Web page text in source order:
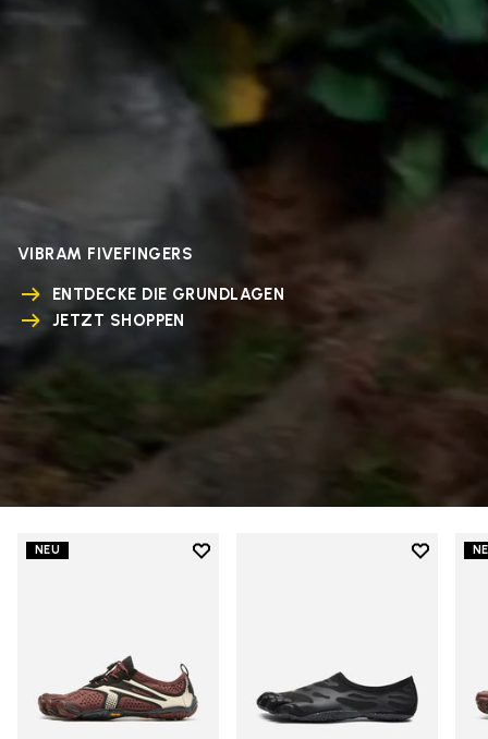
VIBRAM FIVEFINGERS
ENTDECKE DIE GRUNDLAGEN
JETZT SHOPPEN
NEU
Add to wishlist
Add to